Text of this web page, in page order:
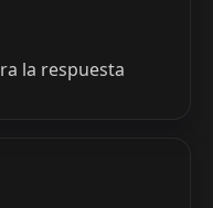
la respuesta